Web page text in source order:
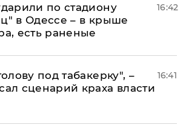
по стадиону
в Одессе – в крыше
есть раненые
16:42
под табакерку", –
сценарий краха власти
16:41